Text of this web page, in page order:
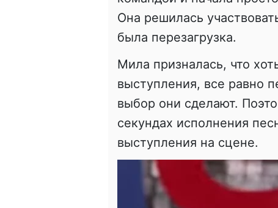
Она решилась
была перезагрузка.
Мила призналась, что
выступления, все равно
выбор они сделают.
секундах исполнения
выступления на сцене.